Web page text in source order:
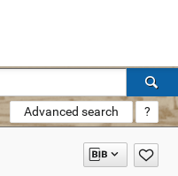
Advanced search ?